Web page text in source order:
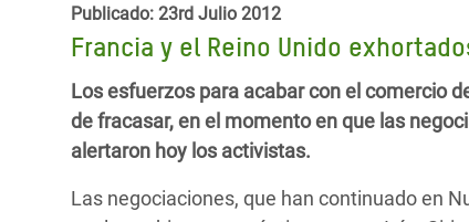
Conflictos y Desastres
Desigualdad Extrema y
Servicios Sociales Básicos
Digital Age
en
en
#ActuaPorElClima
Erradiquemos el Sufrimiento Humano que
se Oculta tras los Alimentos
¡Basta! Acabemos con las violencias
ayuda
a
la
navegación
Publicado: 23rd Julio 2012
Francia y el Reino Unido
Los esfuerzos para acabar con el comercio
de fracasar, en el momento en que las
alertaron hoy los activistas.
Las negociaciones, que han continuado en